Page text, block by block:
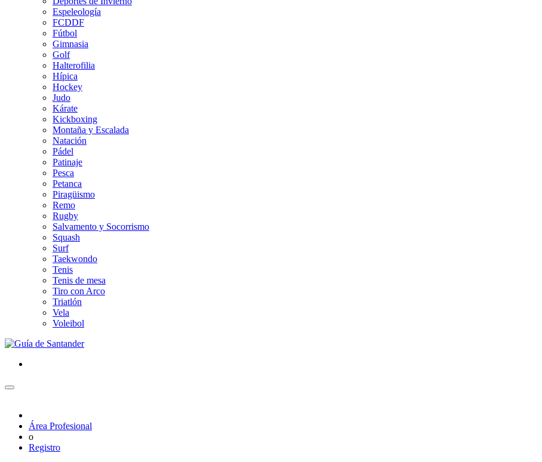
Espeleología
FCDDF
Fútbol
Gimnasia
Golf
Halterofilia
Hípica
Hockey
Judo
Kárate
Kickboxing
Montaña y Escalada
Natación
Pádel
Patinaje
Pesca
Petanca
Piragüismo
Remo
Rugby
Salvamento y Socorrismo
Squash
Surf
Taekwondo
Tenis
Tenis de mesa
Tiro con Arco
Triatlón
Vela
Voleibol
Área Profesional
o
Registro